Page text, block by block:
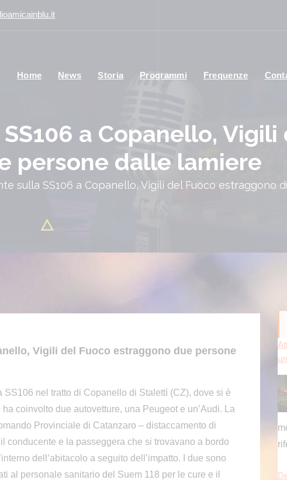
Home News Storia Programmi Frequenze
a Copanello, Vigili
persone dalle lamiere
sulla SS106 a Copanello, Vigili del Fuoco estraggono
Vigili del Fuoco estraggono due persone
SS106 nel tratto di Copanello di Stalettì (CZ), dove si è
coinvolto due autovetture, una Peugeot e un’Audi. La
Provinciale di Catanzaro – distaccamento di
conducente e la passeggera che si trovavano a bordo
dell’abitacolo a seguito dell’impatto. I due sono
al personale sanitario del Suem 118 per le cure e il